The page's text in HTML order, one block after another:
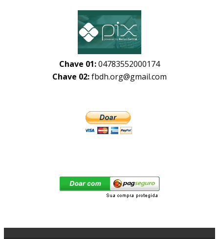
Chave 01:04783552000174
Chave 02:fbdh.org@gmail.com